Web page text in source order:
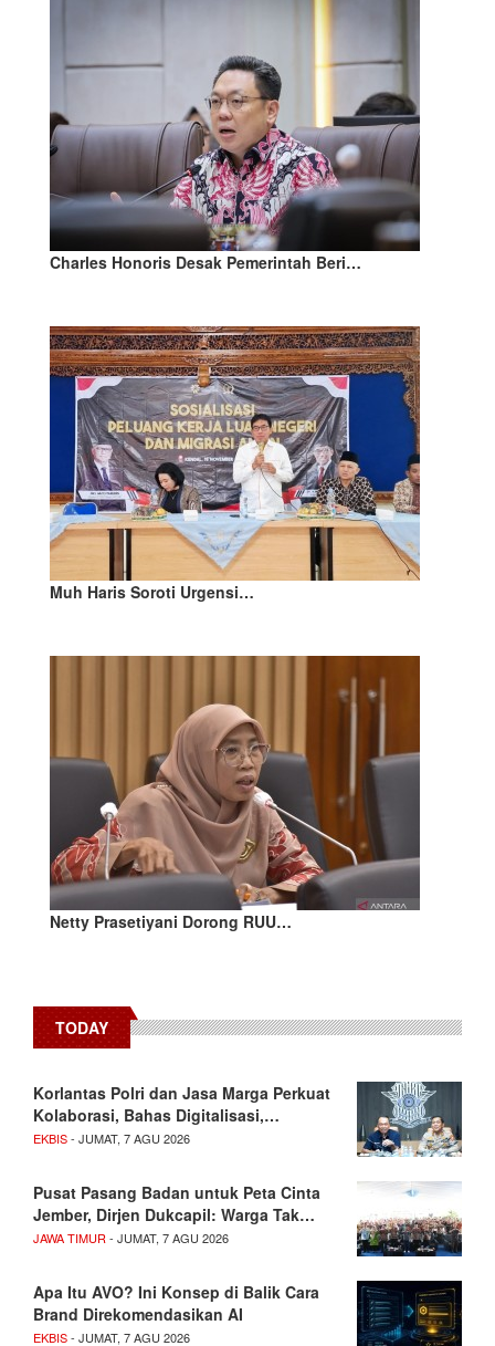
Charles Honoris Desak Pemerintah Beri…
Muh Haris Soroti Urgensi…
Netty Prasetiyani Dorong RUU…
TODAY
Korlantas Polri dan Jasa Marga Perkuat
Kolaborasi, Bahas Digitalisasi,…
EKBIS- JUMAT, 7 AGU 2026
Pusat Pasang Badan untuk Peta Cinta
Jember, Dirjen Dukcapil: Warga Tak…
JAWA TIMUR- JUMAT, 7 AGU 2026
Apa Itu AVO? Ini Konsep di Balik Cara
Brand Direkomendasikan AI
EKBIS- JUMAT, 7 AGU 2026